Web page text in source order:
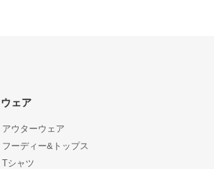
ウェア
アウターウェア
フーディー&トップス
Tシャツ